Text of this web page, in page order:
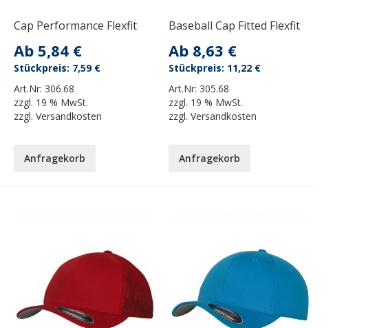
Cap Performance Flexfit
Ab 5,84 €
Art.Nr: 306.68
zzgl. 19 % MwSt.
zzgl. Versandkosten
7,59 €
Anfragekorb
Baseball Cap Fitted Flexfit
Ab 8,63 €
Art.Nr: 305.68
zzgl. 19 % MwSt.
zzgl.Versandkosten
11,22 €
Anfragekorb